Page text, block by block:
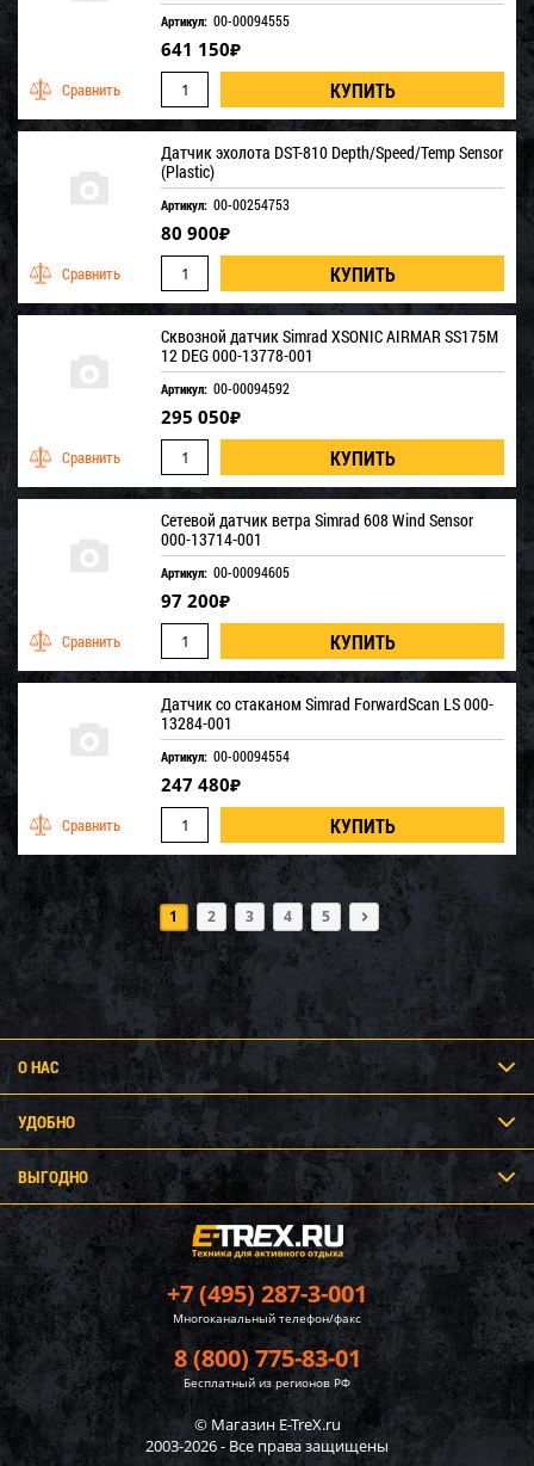
Артикул: 00-00094555
641 150₽
Датчик эхолота DST-810 Depth/Speed/Temp Sensor
(Plastic)
Артикул: 00-00254753
80 900₽
Сквозной датчик Simrad XSONIC AIRMAR SS175M
12 DEG 000-13778-001
Артикул: 00-00094592
295 050₽
Сетевой датчик ветра Simrad 608 Wind Sensor
000-13714-001
Артикул: 00-00094605
97 200₽
Датчик со стаканом Simrad ForwardScan LS 000-
13284-001
Артикул: 00-00094554
247 480₽
1 2 3 4 5
+7 (495) 287-3-001
Многоканальный телефон/факс
8 (800) 775-83-01
Бесплатный из регионов РФ
© Магазин E-TreX.ru
2003-2026 - Все права защищены
О НАС
УДОБНО
ВЫГОДНО